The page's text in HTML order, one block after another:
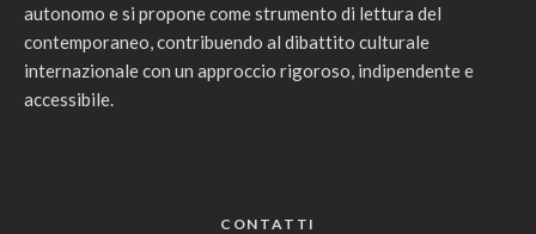
autonomo e si propone come strumento di lettura del
contemporaneo, contribuendo al dibattito culturale
internazionale con un approccio rigoroso, indipendente e
accessibile.
CONTATTI